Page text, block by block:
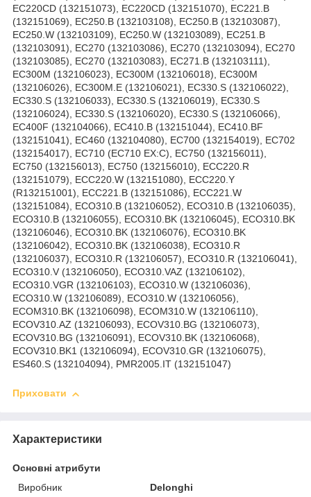
EC220CD (132151073), EC220CD (132151070), EC221.B
(132151069), EC250.B (132103108), EC250.B (132103087),
EC250.W (132103109), EC250.W (132103089), EC251.B
(132103091), EC270 (132103086), EC270 (132103094), EC270
(132103085), EC270 (132103083), EC271.B (132103111),
EC300M (132106023), EC300M (132106018), EC300M
(132106026), EC300M.E (132106021), EC330.S (132106022),
EC330.S (132106033), EC330.S (132106019), EC330.S
(132106024), EC330.S (132106020), EC330.S (132106066),
EC400F (132104066), EC410.B (132151044), EC410.BF
(132151041), EC460 (132104080), EC700 (132154019), EC702
(132154017), EC710 (EC710 EX:C), EC750 (132156011),
EC750 (132156013), EC750 (132156010), ECC220.R
(132151079), ECC220.W (132151080), ECC220.Y
(R132151001), ECC221.B (132151086), ECC221.W
(132151084), ECO310.B (132106052), ECO310.B (132106035),
ECO310.B (132106055), ECO310.BK (132106045), ECO310.BK
(132106046), ECO310.BK (132106076), ECO310.BK
(132106042), ECO310.BK (132106038), ECO310.R
(132106037), ECO310.R (132106057), ECO310.R (132106041),
ECO310.V (132106050), ECO310.VAZ (132106102),
ECO310.VGR (132106103), ECO310.W (132106036),
ECO310.W (132106089), ECO310.W (132106056),
ECOM310.BK (132106098), ECOM310.W (132106110),
ECOV310.AZ (132106093), ECOV310.BG (132106073),
ECOV310.BG (132106091), ECOV310.BK (132106068),
ECOV310.BK1 (132106094), ECOV310.GR (132106075),
ES460.S (132104094), PMR2005.IT (132151047)
Приховати
Характеристики
Основні атрибути
Виробник
Delonghi